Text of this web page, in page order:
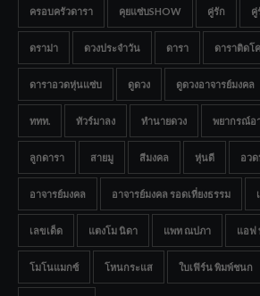
ครอบครัวดารา คุยแซ่บSHOW คู่รัก คู่
ดราม่า ดวงประจำวัน ดารา ดาราติดโ
ดาราอวดหุ่นแซ่บ ดูดวง ดูดวงอาจารย์มงคล
ททท. ทัวร์มาลง ทำนายดวง พยากรณ์อ
ลูกดารา สายมู สีมงคล หุ่นดี อว
อาจารย์มงคล อาจารย์มงคล รอดเที่ยงธรรม
เลขเด็ด แตงโม นิดา แพท ณปภา แอฟ
โมโนแมกซ์ โหนกระแส ใบเฟิร์น พิมพ์ชนก